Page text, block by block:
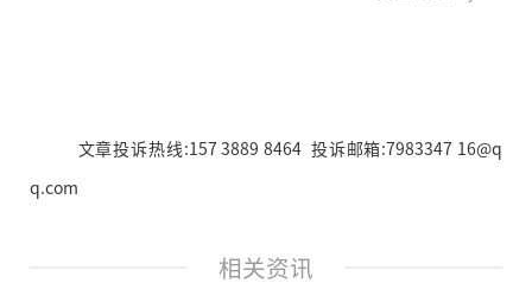
文章投诉热线:157 3889 8464 投诉邮箱:7983347 16@q
q.com
相关资讯